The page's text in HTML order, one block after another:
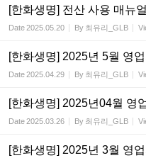
[한화생명] 전산 사용 매뉴
Date2025.05.20 By 최유리_GLB
[한화생명] 2025년 5월 영
Date2025.04.29 By 최유리_GLB
[한화생명] 2025년04월 영
Date2025.03.26 By 최유리_GLB
[한화생명] 2025년 3월 영